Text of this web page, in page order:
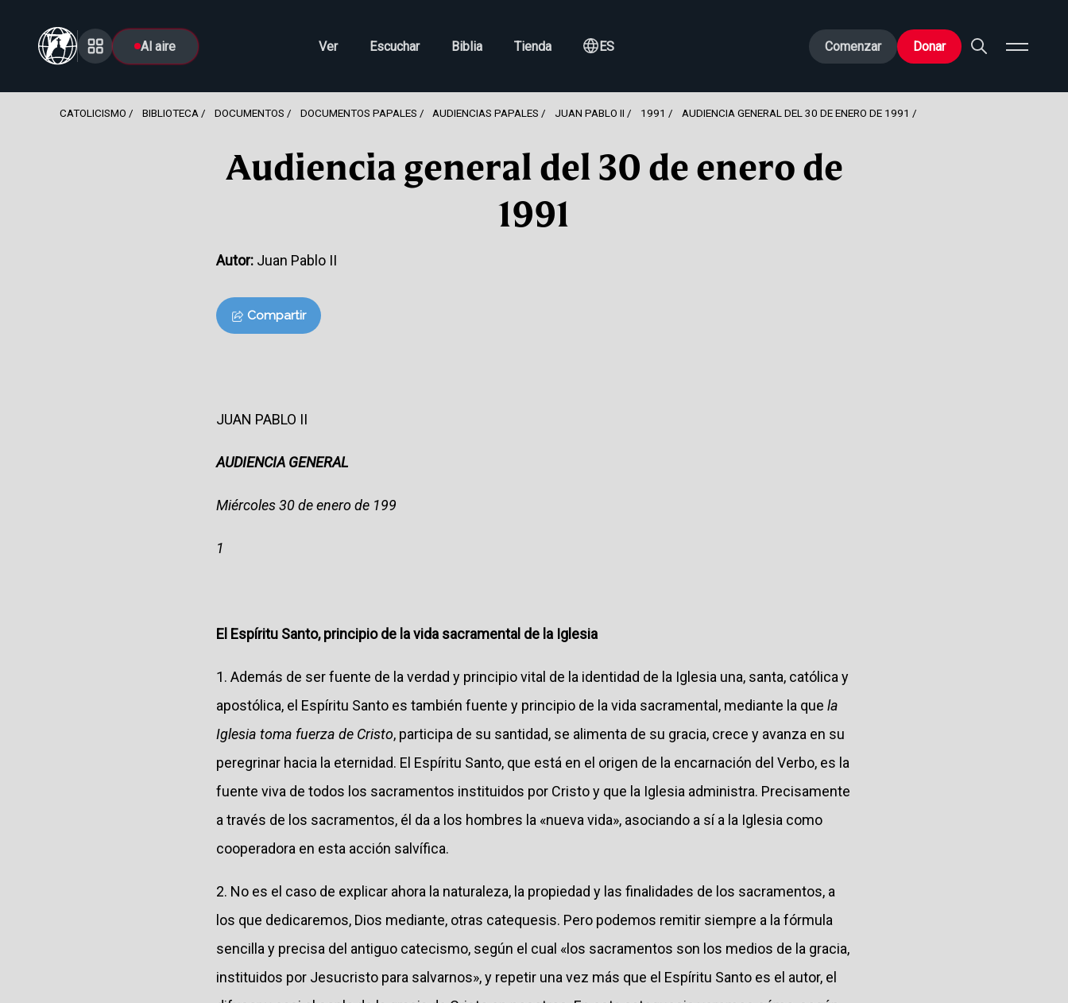
Al aire Ver Escuchar Biblia Tienda ES Comenzar Donar
CATOLICISMO BIBLIOTECA DOCUMENTOS DOCUMENTOS PAPALES AUDIENCIAS PAPALES JUAN PABLO II 1991 AUDIENCIA GENERAL DEL 30 DE ENERO DE 1991
Audiencia general del 30 de enero de
1991
Autor: Juan Pablo II
Compartir
JUAN PABLO II
AUDIENCIA GENERAL
Miércoles 30 de enero de 199
1
El Espíritu Santo, principio de la vida sacramental de la Iglesia
1. Además de ser fuente de la verdad y principio vital de la identidad de la Iglesia una, santa, católica y
apostólica, el Espíritu Santo es también fuente y principio de la vida sacramental, mediante la que la
Iglesia toma fuerza de Cristo, participa de su santidad, se alimenta de su gracia, crece y avanza en su
peregrinar hacia la eternidad. El Espíritu Santo, que está en el origen de la encarnación del Verbo, es la
fuente viva de todos los sacramentos instituidos por Cristo y que la Iglesia administra. Precisamente
a través de los sacramentos, él da a los hombres la «nueva vida», asociando a sí a la Iglesia como
cooperadora en esta acción salvífica.
2. No es el caso de explicar ahora la naturaleza, la propiedad y las finalidades de los sacramentos, a
los que dedicaremos, Dios mediante, otras catequesis. Pero podemos remitir siempre a la fórmula
sencilla y precisa del antiguo catecismo, según el cual «los sacramentos son los medios de la gracia,
instituidos por Jesucristo para salvarnos», y repetir una vez más que el Espíritu Santo es el autor, el